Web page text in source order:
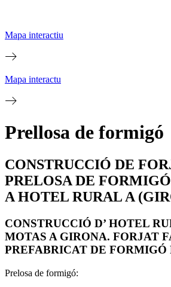
Mapa interactiu
Mapa interactu
Prellosa de formigó
CONSTRUCCIÓ DE
PRELOSA DE
A HOTEL RURAL A
CONSTRUCCIÓ D’ HOTEL
MOTAS A GIRONA. FORJAT
PREFABRICAT DE FORMIGÓ
Prelosa de formigó: